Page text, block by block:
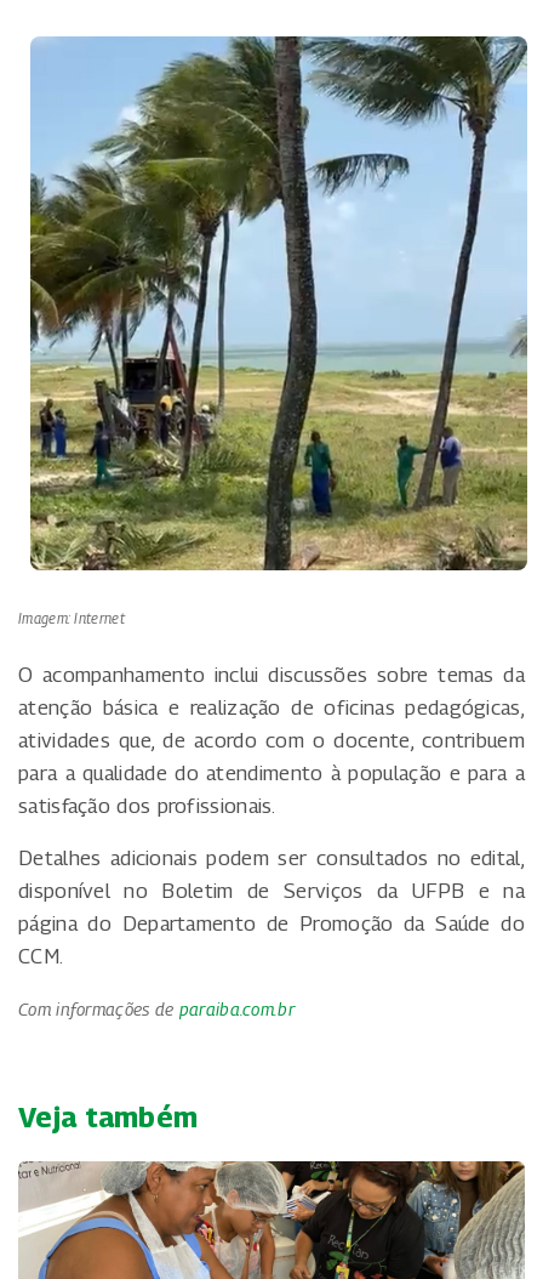
Imagem: Internet
O acompanhamento inclui discussões sobre temas da
atenção básica e realização de oficinas pedagógicas,
atividades que, de acordo com o docente, contribuem
para a qualidade do atendimento à população e para a
satisfação dos profissionais.
Detalhes adicionais podem ser consultados no edital,
disponível no Boletim de Serviços da UFPB e na
página do Departamento de Promoção da Saúde do
CCM.
Com informações de paraiba.com.br
Veja também